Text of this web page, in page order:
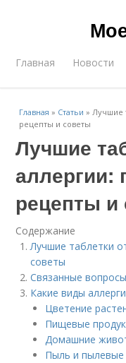
Главная Новости
Главная » Статьи »Лучшие
рецепты и советы
Лучшие
аллергии:
рецепты и
Содержание
Лучшие таблетки
советы
Связанные
Какие виды
Цветение
Пищевые
Домашние
Пыль и